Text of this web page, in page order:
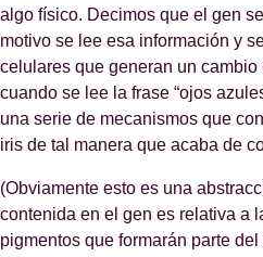
algo físico. Decimos que el gen
motivo se lee esa información y
celulares que generan un
cuando se lee la frase “ojos
una serie de mecanismos que
iris de tal manera que acaba de
(Obviamente esto es una
contenida en el gen es relativa a
pigmentos que formarán parte